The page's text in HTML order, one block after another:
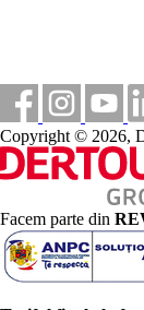
100 m
Distanta pana
Plaja
Sezlonguri pe
Umbrele pe
Vacanta la
Piscine
Copyright © 2026,
Facem parte din